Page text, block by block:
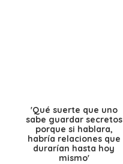
'Qué suerte que uno
sabe guardar secretos
porque si hablara,
habría relaciones que
durarían hasta hoy
mismo'